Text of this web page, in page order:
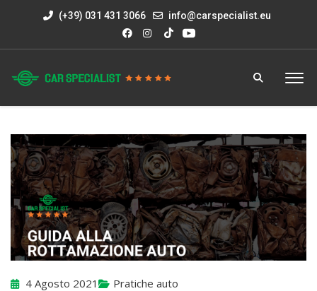
(+39) 031 431 3066 info@carspecialist.eu
4 Agosto 2021 Pratiche auto